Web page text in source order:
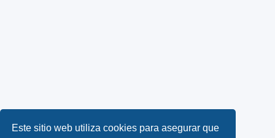
Este sitio web utiliza cookies para asegurar que